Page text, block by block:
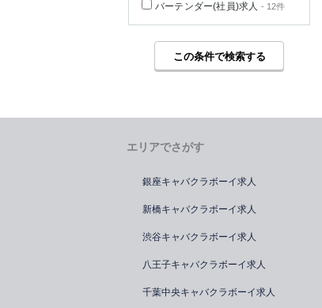
バーテンダー(社員)求人 - 12件
この条件で検索する
エリアでさがす
銀座キャバクラボーイ求人
新橋キャバクラボーイ求人
渋谷キャバクラボーイ求人
八王子キャバクラボーイ求人
千葉中央キャバクラボーイ求人